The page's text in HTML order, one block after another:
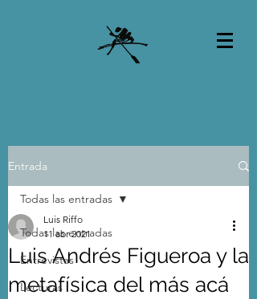
Entrada
Todas las entradas
Entrevistas
Lecturas
Todas las entradas
Luis Andrés Figueroa y la
metafísica del más acá
Luis Riffo
11 abr 2021